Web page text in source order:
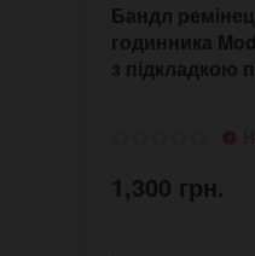
Бандл
годинника
з підкладкою
1,300 грн.